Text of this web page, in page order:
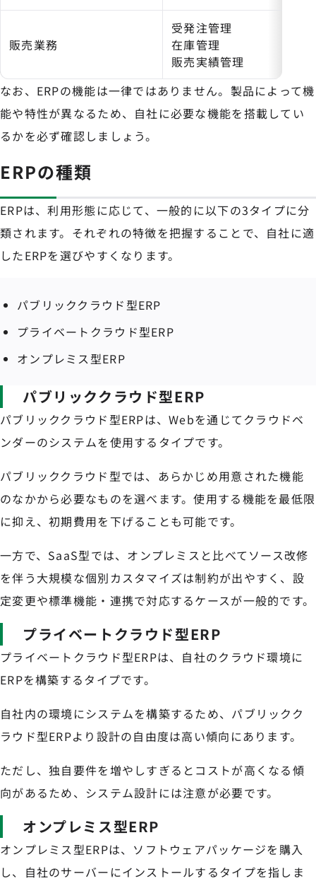
販売業務
受発注管理
在庫管理
販売実績管理
なお、ERPの機能は一律ではありません。製品によって機
能や特性が異なるため、自社に必要な機能を搭載してい
るかを必ず確認しましょう。
ERPの種類
ERPは、利用形態に応じて、一般的に以下の3タイプに分
類されます。それぞれの特徴を把握することで、自社に適
したERPを選びやすくなります。
パブリッククラウド型ERP
プライベートクラウド型ERP
オンプレミス型ERP
パブリッククラウド型ERP
パブリッククラウド型ERPは、Webを通じてクラウドベ
ンダーのシステムを使用するタイプです。
パブリッククラウド型では、あらかじめ用意された機能
のなかから必要なものを選べます。使用する機能を最低限
に抑え、初期費用を下げることも可能です。
一方で、SaaS型では、オンプレミスと比べてソース改修
を伴う大規模な個別カスタマイズは制約が出やすく、設
定変更や標準機能・連携で対応するケースが一般的です。
プライベートクラウド型ERP
プライベートクラウド型ERPは、自社のクラウド環境に
ERPを構築するタイプです。
自社内の環境にシステムを構築するため、パブリックク
ラウド型ERPより設計の自由度は高い傾向にあります。
ただし、独自要件を増やしすぎるとコストが高くなる傾
向があるため、システム設計には注意が必要です。
オンプレミス型ERP
オンプレミス型ERPは、ソフトウェアパッケージを購入
し、自社のサーバーにインストールするタイプを指しま